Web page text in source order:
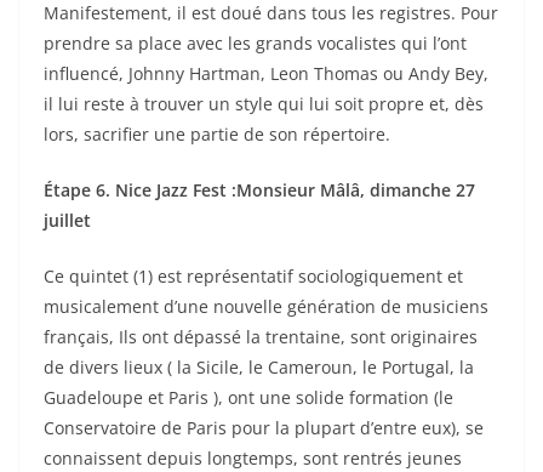
Manifestement, il est doué dans tous les registres. Pour
prendre sa place avec les grands vocalistes qui l’ont
influencé, Johnny Hartman, Leon Thomas ou Andy Bey,
il lui reste à trouver un style qui lui soit propre et, dès
lors, sacrifier une partie de son répertoire.
Étape 6. Nice Jazz Fest :Monsieur Mâlâ, dimanche 27
juillet
Ce quintet (1) est représentatif sociologiquement et
musicalement d’une nouvelle génération de musiciens
français, Ils ont dépassé la trentaine, sont originaires
de divers lieux ( la Sicile, le Cameroun, le Portugal, la
Guadeloupe et Paris ), ont une solide formation (le
Conservatoire de Paris pour la plupart d’entre eux), se
connaissent depuis longtemps, sont rentrés jeunes